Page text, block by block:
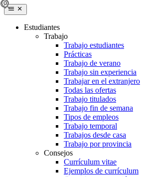
Estudiantes
Trabajo
Trabajo estudiantes
Prácticas
Trabajo de verano
Trabajo sin experiencia
Trabajar en el extranjero
Todas las ofertas
Trabajo titulados
Trabajo fin de semana
Tipos de empleos
Trabajo temporal
Trabajos desde casa
Trabajo por provincia
Consejos
Currículum vitae
Ejemplos de currículum